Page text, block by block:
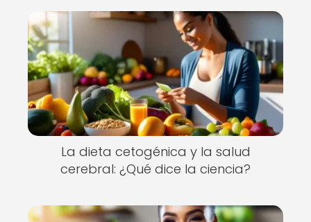
La dieta cetogénica y la salud
cerebral: ¿Qué dice la ciencia?